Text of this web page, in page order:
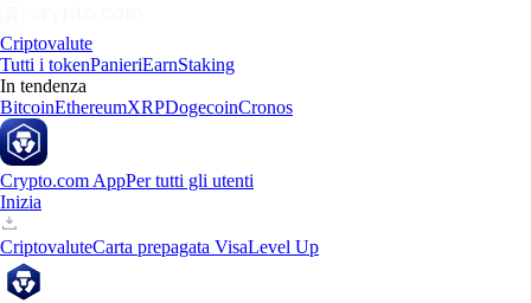
Criptovalute
Tutti i tokenPanieriEarnStaking
In tendenza
BitcoinEthereumXRPDogecoinCronos
Crypto.com AppPer tutti gli utenti
Inizia
CriptovaluteCarta prepagata VisaLevel Up